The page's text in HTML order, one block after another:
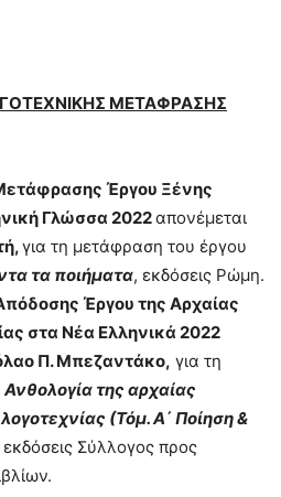
ΜΕΤΑΦΡΑΣΗΣ
Έργου Ξένης
Γλώσσα 2022απονέμεται
για τη μετάφραση του έργου
τα ποιήματα, εκδόσεις Ρώμη.
Έργου της Αρχαίας
στα Νέα Ελληνικά 2022
Π. Μπεζαντάκο, για τη
Ανθολογία της αρχαίας
(Τόμ. Α΄ Ποίηση &
εκδόσεις Σύλλογος προς